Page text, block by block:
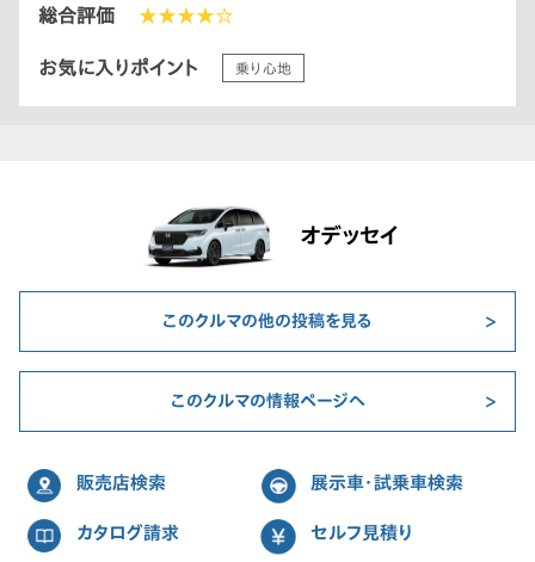
総合評価 ★★★★☆
お気に入りポイント 乗り心地
オデッセイ
このクルマの他の投稿を見る
このクルマの情報ページへ
販売店検索 展示車・試乗車検索
カタログ請求 セルフ見積り